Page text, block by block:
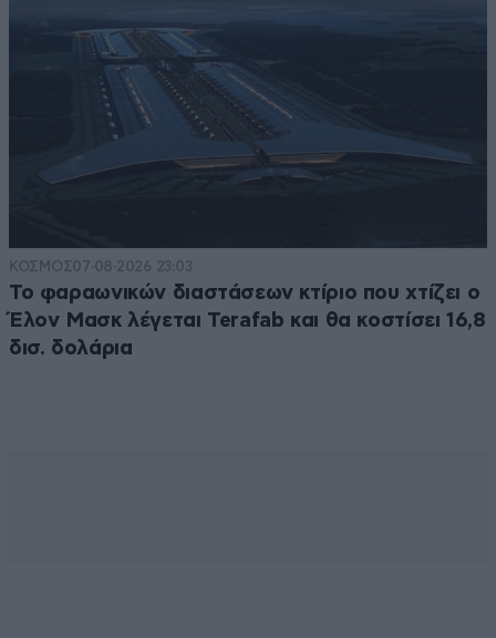
ΚΟΣΜΟΣ07·08·2026 23:03
Το φαραωνικών διαστάσεων κτίριο που χτίζει ο
Έλον Μασκ λέγεται Terafab και θα κοστίσει 16,8
δισ. δολάρια